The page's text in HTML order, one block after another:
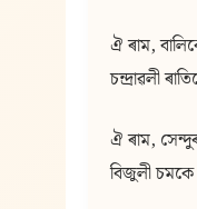
ঐ ৰাম,
চন্দ্ৰাৱলী
ঐ ৰাম,
বিজুলী চমকে